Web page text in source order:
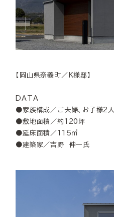
【岡山県奈義町／K様邸】
DATA
●家族構成／ご夫婦、お子様2人
●敷地面積／約120坪
●延床面積／115㎡
●建築家／吉野 伸一氏